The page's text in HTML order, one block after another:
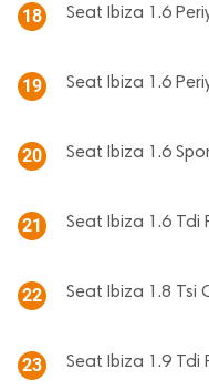
18 Seat Ibiza 1.6
19 Seat Ibiza 1.6
20 Seat Ibiza 1.6
21 Seat Ibiza 1.6 Tdi
22 Seat Ibiza 1.8 Tsi
23 Seat Ibiza 1.9 Tdi